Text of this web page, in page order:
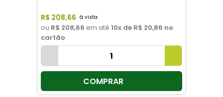
R$ 208,66
ou R$ 208,66 em até 10x de R$ 20,86 no
cartão
COMPRAR